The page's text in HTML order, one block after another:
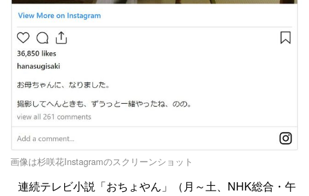
画像は杉咲花Instagramのスクリーンショット
連続テレビ小説「おちょやん」（月～土、NHK総合・午